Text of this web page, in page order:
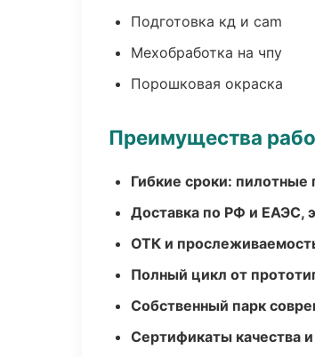
Подготовка кд и cam
Мехобработка на чпу
Порошковая окраска
Преимущества
Гибкие сроки: пилотные
Доставка по РФ и ЕАЭС,
ОТК и
Полный цикл от
Собственный парк
Сертификаты качества